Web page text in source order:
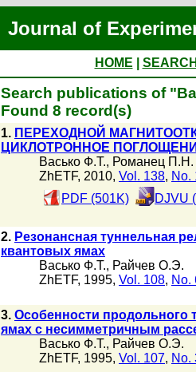
Journal of
HOME
Search publications of
Found 8 record(s)
1. ПЕРЕХОДНОЙ
ЦИКЛОТРОННОЕ
Васько Ф.Т., Романец П.Н.
ZhETF, 2010, Vol. 138, No.
PDF (501K)
DJVU
2. Резонансная туннельная
квантовых ямах
Васько Ф.Т., Райчев О.Э.
ZhETF, 1995, Vol. 108, No.
3. Особенности продольного
ямах с несимметричным
Васько Ф.Т., Райчев О.Э.
ZhETF, 1995, Vol. 107, No.